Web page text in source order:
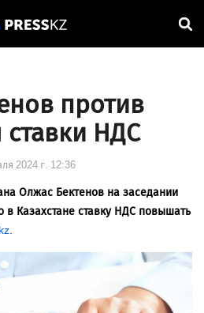
против
НДС
2024 г. 12:36
Олжас Бектенов на заседании
в Казахстане ставку НДС повышать
.